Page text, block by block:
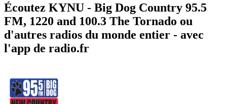
Écoutez KYNU - Big Dog Country 95.5
FM, 1220 and 100.3 The Tornado ou
d'autres radios du monde entier - avec
l'app de radio.fr